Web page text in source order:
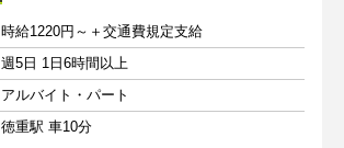
時給1220円～＋交通費規定支給
週5日 1日6時間以上
アルバイト・パート
徳重駅 車10分